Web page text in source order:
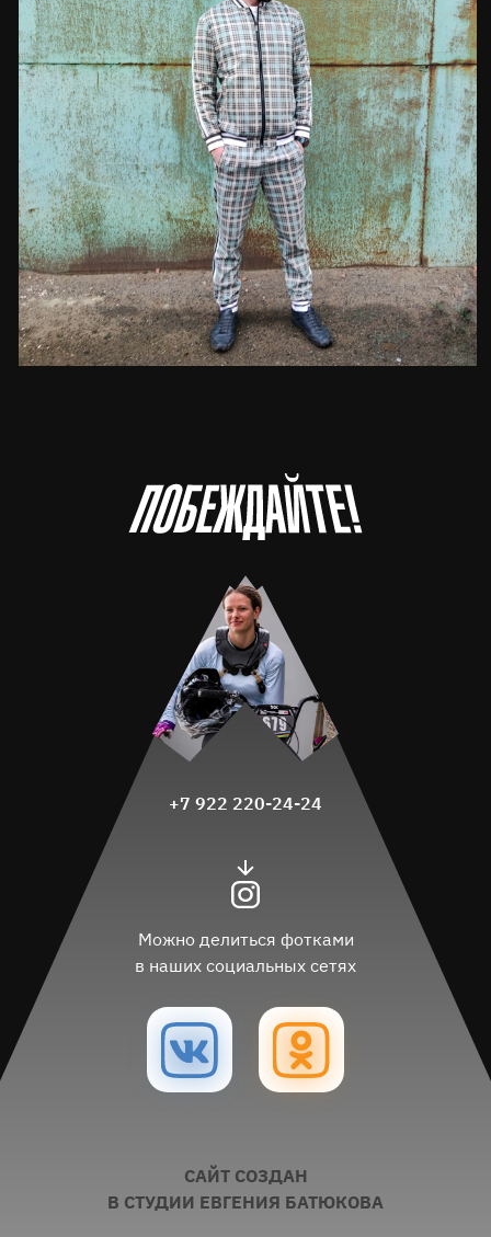
+7 922 220-24-24
Можно делиться фотками
в наших социальных сетях
САЙТ СОЗДАН
В СТУДИИ ЕВГЕНИЯ БАТЮКОВА